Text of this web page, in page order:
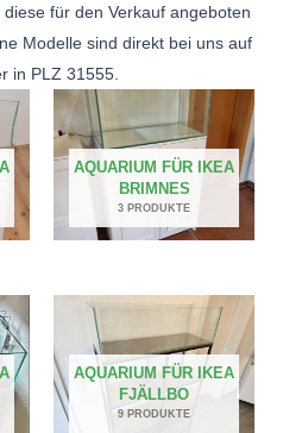
für den Verkauf angeboten
Modelle sind direkt bei uns auf
in PLZ 31555.
AQUARIUM FÜR IKEA
BRIMNES
3 PRODUKTE
AQUARIUM FÜR IKEA
FJÄLLBO
9 PRODUKTE